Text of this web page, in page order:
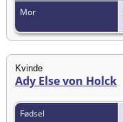
Mor
Kvinde
Ady Else von Holck
Fødsel